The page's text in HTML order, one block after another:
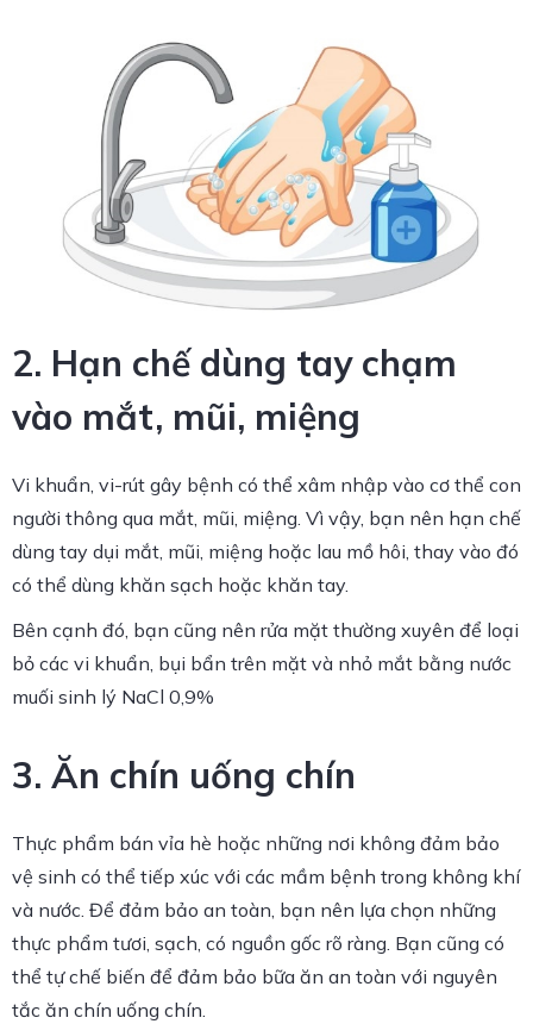
2. Hạn chế dùng tay chạm
vào mắt, mũi, miệng
Vi khuẩn, vi-rút gây bệnh có thể xâm nhập vào cơ thể con
người thông qua mắt, mũi, miệng. Vì vậy, bạn nên hạn chế
dùng tay dụi mắt, mũi, miệng hoặc lau mồ hôi, thay vào đó
có thể dùng khăn sạch hoặc khăn tay.
Bên cạnh đó, bạn cũng nên rửa mặt thường xuyên để loại
bỏ các vi khuẩn, bụi bẩn trên mặt và nhỏ mắt bằng nước
muối sinh lý NaCl 0,9%
3. Ăn chín uống chín
Thực phẩm bán vỉa hè hoặc những nơi không đảm bảo
vệ sinh có thể tiếp xúc với các mầm bệnh trong không khí
và nước. Để đảm bảo an toàn, bạn nên lựa chọn những
thực phẩm tươi, sạch, có nguồn gốc rõ ràng. Bạn cũng có
thể tự chế biến để đảm bảo bữa ăn an toàn với nguyên
tắc ăn chín uống chín.